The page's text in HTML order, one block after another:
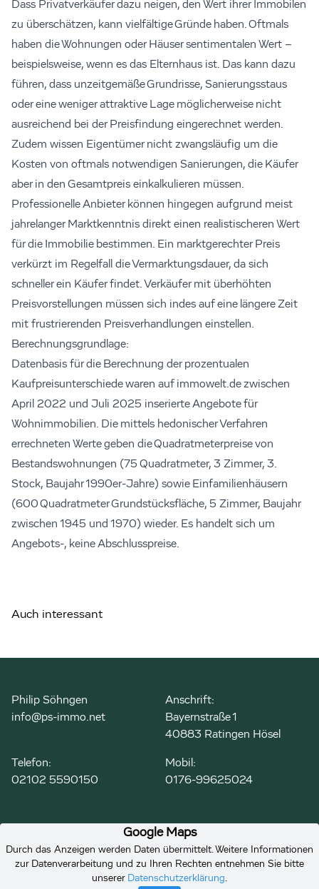
Dass Privatverkäufer dazu neigen, den Wert ihrer Immobilen
zu überschätzen, kann vielfältige Gründe haben. Oftmals
haben die Wohnungen oder Häuser sentimentalen Wert –
beispielsweise, wenn es das Elternhaus ist. Das kann dazu
führen, dass unzeitgemäße Grundrisse, Sanierungsstaus
oder eine weniger attraktive Lage möglicherweise nicht
ausreichend bei der Preisfindung eingerechnet werden.
Zudem wissen Eigentümer nicht zwangsläufig um die
Kosten von oftmals notwendigen Sanierungen, die Käufer
aber in den Gesamtpreis einkalkulieren müssen.
Professionelle Anbieter können hingegen aufgrund meist
jahrelanger Marktkenntnis direkt einen realistischeren Wert
für die Immobilie bestimmen. Ein marktgerechter Preis
verkürzt im Regelfall die Vermarktungsdauer, da sich
schneller ein Käufer findet. Verkäufer mit überhöhten
Preisvorstellungen müssen sich indes auf eine längere Zeit
mit frustrierenden Preisverhandlungen einstellen.
Berechnungsgrundlage:
Datenbasis für die Berechnung der prozentualen
Kaufpreisunterschiede waren auf immowelt.de zwischen
April 2022 und Juli 2025 inserierte Angebote für
Wohnimmobilien. Die mittels hedonischer Verfahren
errechneten Werte geben die Quadratmeterpreise von
Bestandswohnungen (75 Quadratmeter, 3 Zimmer, 3.
Stock, Baujahr 1990er-Jahre) sowie Einfamilienhäusern
(600 Quadratmeter Grundstücksfläche, 5 Zimmer, Baujahr
zwischen 1945 und 1970) wieder. Es handelt sich um
Angebots-, keine Abschlusspreise.
Auch interessant
Philip Söhngen
info@ps-immo.net
Anschrift:
Bayernstraße 1
40883 Ratingen Hösel
Telefon:
02102 5590150
Mobil:
0176-99625024